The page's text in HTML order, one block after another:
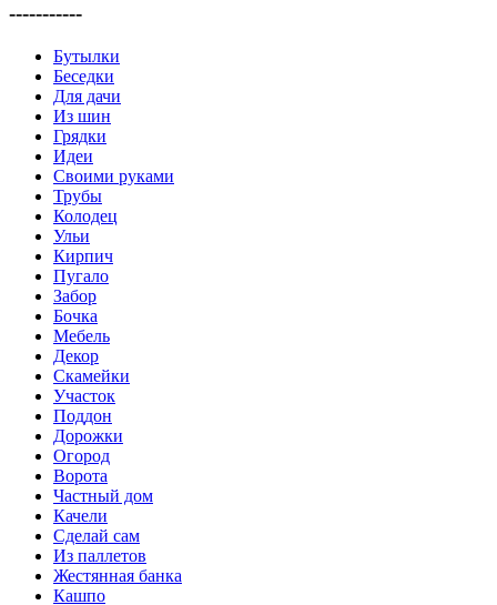
-----------
Бутылки
Беседки
Для дачи
Из шин
Грядки
Идеи
Своими руками
Трубы
Колодец
Ульи
Кирпич
Пугало
Забор
Бочка
Мебель
Декор
Скамейки
Участок
Поддон
Дорожки
Огород
Ворота
Частный дом
Качели
Сделай сам
Из паллетов
Жестянная банка
Кашпо